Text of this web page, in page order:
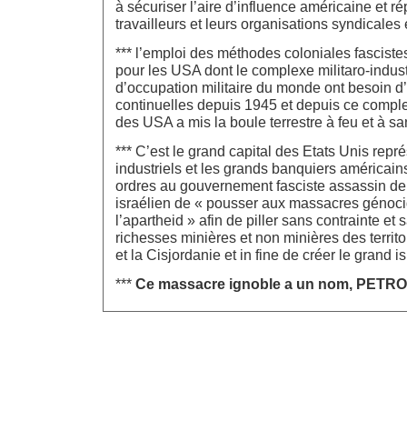
à sécuriser l’aire d’influence américaine et
travailleurs et leurs organisations syndicales
*** l’emploi des méthodes coloniales
pour les USA dont le complexe militaro-
d’occupation militaire du monde ont besoin
continuelles depuis 1945 et depuis ce
des USA a mis la boule terrestre à feu et à
*** C’est le grand capital des Etats Unis
industriels et les grands banquiers
ordres au gouvernement fasciste assassin
israélien de « pousser aux massacres
l’apartheid » afin de piller sans contrainte et
richesses minières et non minières des
et la Cisjordanie et in fine de créer le grand
*** Ce massacre ignoble a un nom,